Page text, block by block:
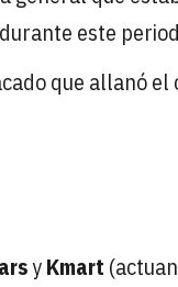
este
que allanó el
yKmart